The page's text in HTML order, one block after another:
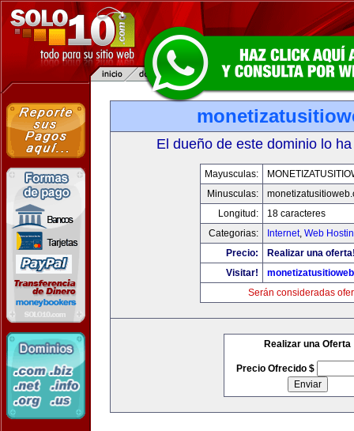
El dueño de este dominio lo
Mayusculas:
Minusculas:
Longitud:
18 caracteres
Categorias:
Internet, Web
Precio:
Realizar una
Visitar!
Serán consideradas
Realizar una Oferta
Precio Ofrecido $